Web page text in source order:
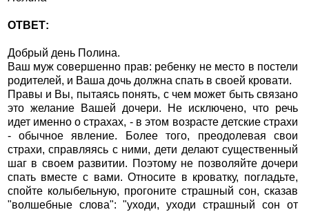
ОТВЕТ:
Добрый день Полина.
Ваш муж совершенно прав: ребенку не место в постели
родителей, и Ваша дочь должна спать в своей кровати.
Правы и Вы, пытаясь понять, с чем может быть связано
это желание Вашей дочери. Не исключено, что речь
идет именно о страхах, - в этом возрасте детские страхи
- обычное явление. Более того, преодолевая свои
страхи, справляясь с ними, дети делают существенный
шаг в своем развитии. Поэтому не позволяйте дочери
спать вместе с вами. Относите в кроватку, погладьте,
спойте колыбельную, прогоните страшный сон, сказав
"волшебные слова": "уходи, уходи страшный сон от